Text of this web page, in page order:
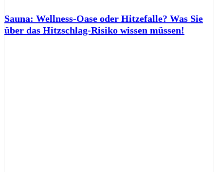
Sauna: Wellness-Oase oder Hitzefalle? Was Sie
über das Hitzschlag-Risiko wissen müssen!